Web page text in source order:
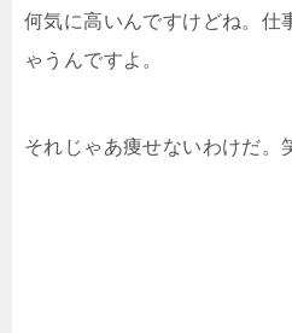
何気に高いんですけどね。仕
ゃうんですよ。
それじゃあ痩せないわけだ。